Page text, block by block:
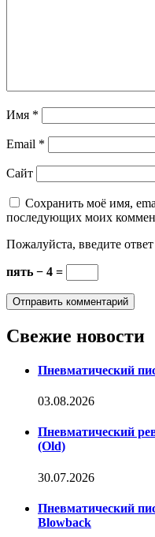
Имя *
Email *
Сайт
Сохранить моё имя,
последующих моих
Пожалуйста, введите
пять − 4 =
Свежие новости
Пневматический
03.08.2026
Пневматический
(Old)
30.07.2026
Пневматический
Blowback